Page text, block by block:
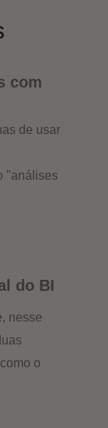
com
de usar
"análises
do BI
nesse
o